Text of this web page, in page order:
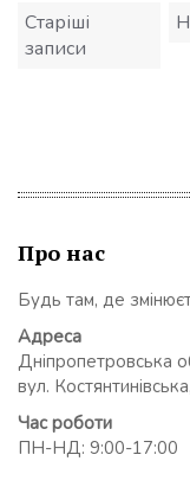
Навігація
записів
Старіші
записи
Про нас
Будь там, де
Адреса
Дніпропетровська
вул.
Час роботи
ПН-НД: 9:00-17:00